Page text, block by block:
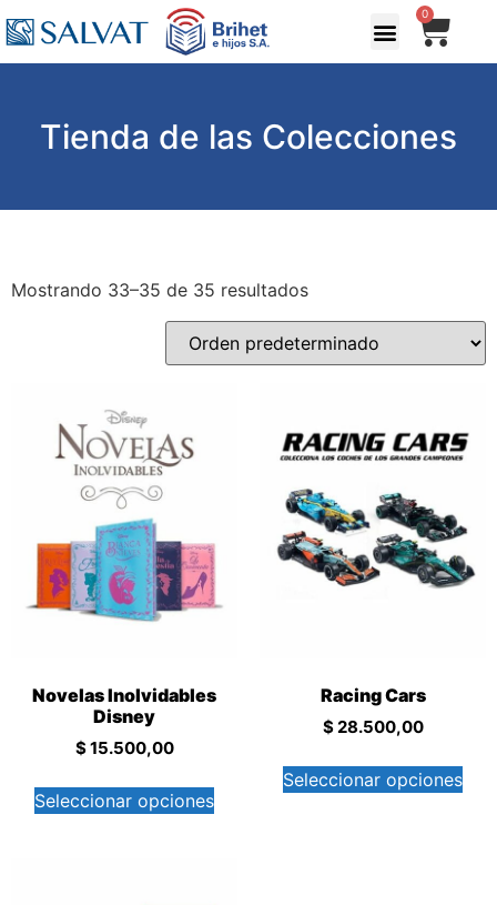
0
Tienda de las Colecciones
Mostrando 33–35 de 35 resultados
Novelas Inolvidables
Disney
$15.500,00
Seleccionar opciones
Racing Cars
$28.500,00
Seleccionar opciones